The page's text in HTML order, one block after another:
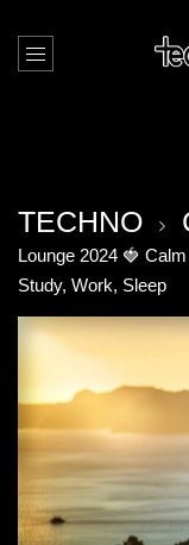
TECHNO
Lounge 2024 🍓
Study, Work, Sleep